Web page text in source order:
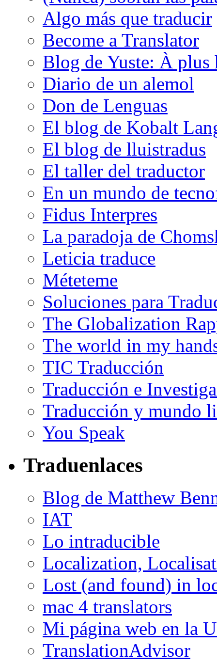
Algo más que traducir
Become a Translator
Blog de Yuste: À plus
Diario de un alemol
Don de Lenguas
El blog de Kobalt
El blog de lluistradus
El taller del traductor
En un mundo de
Fidus Interpres
La paradoja de
Leticia traduce
Méteteme
Soluciones para
The Globalization
The world in my
TIC Traducción
Traducción e
Traducción y mundo
You Speak
Traduenlaces
Blog de Matthew
IAT
Lo intraducible
Localization,
Lost (and found) in
mac 4 translators
Mi página web en la
TranslationAdvisor